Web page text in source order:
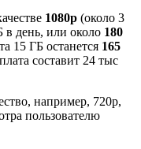
1080p (около 3
в день, или около 180
15 ГБ останется 165
составит 24 тыс
например, 720р,
пользователю